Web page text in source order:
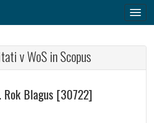
v WoS in Scopus
Rok Blagus [30722]